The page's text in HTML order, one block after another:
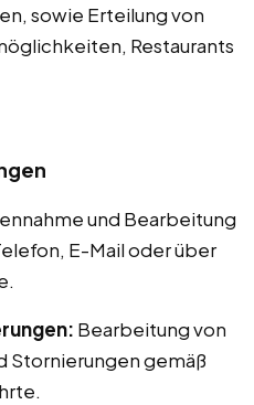
sowie Erteilung von
Restaurants
und Bearbeitung
E-Mail oder über
Bearbeitung von
Stornierungen gemäß